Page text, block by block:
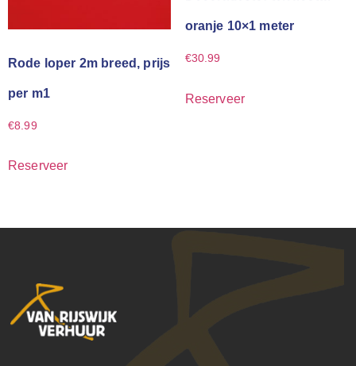
Rode loper 2m breed, prijs
per m1
€8.99
Reserveer
oranje 10×1 meter
€30.99
Reserveer